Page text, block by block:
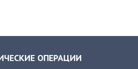
ОПЕРАЦИИ